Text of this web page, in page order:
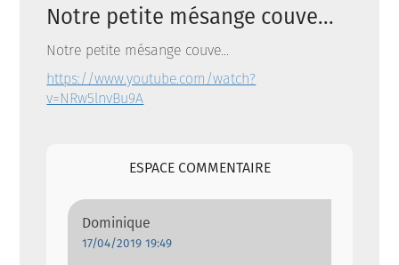
Notre petite mésange couve...
Notre petite mésange couve...
https://www.youtube.com/watch?
v=NRw5lnvBu9A
ESPACE COMMENTAIRE
Dominique
17/04/2019 19:49